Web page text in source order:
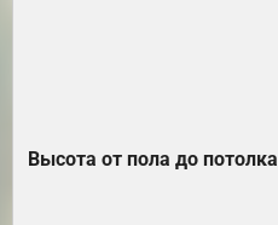
Высота от пола до потолка